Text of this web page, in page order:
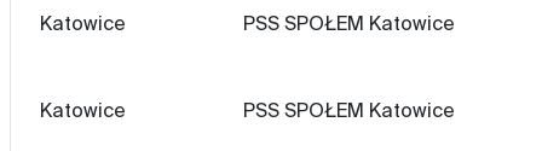
Katowice PSS SPOŁEM Katowice
Katowice PSS SPOŁEM Katowice